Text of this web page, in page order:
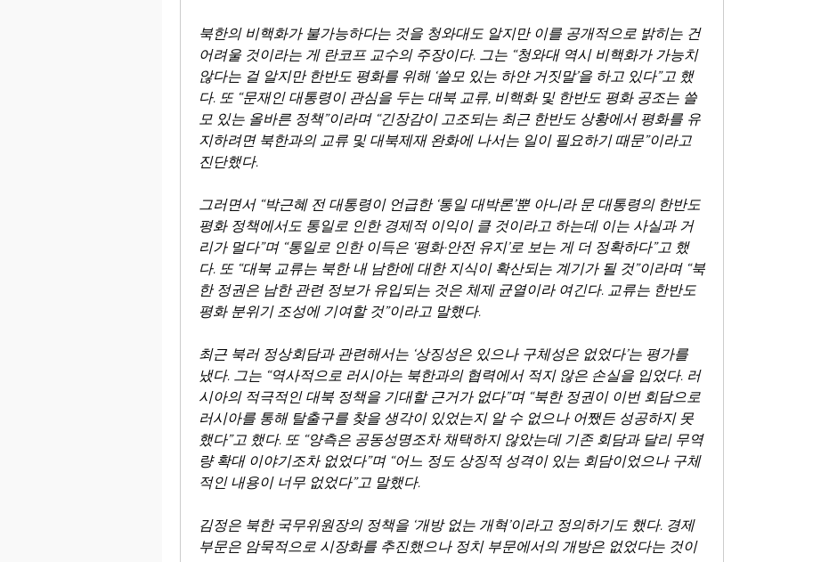
북한의 비핵화가 불가능하다는 것을 청와대도 알지만 이를 공개적으로 밝히는 건
어려울 것이라는 게 란코프 교수의 주장이다. 그는 “청와대 역시 비핵화가 가능치
않다는 걸 알지만 한반도 평화를 위해 ‘쓸모 있는 하얀 거짓말’을 하고 있다”고 했
다. 또 “문재인 대통령이 관심을 두는 대북 교류, 비핵화 및 한반도 평화 공조는 쓸
모 있는 올바른 정책”이라며 “긴장감이 고조되는 최근 한반도 상황에서 평화를 유
지하려면 북한과의 교류 및 대북제재 완화에 나서는 일이 필요하기 때문”이라고
진단했다.
그러면서 “박근혜 전 대통령이 언급한 ‘통일 대박론’뿐 아니라 문 대통령의 한반도
평화 정책에서도 통일로 인한 경제적 이익이 클 것이라고 하는데 이는 사실과 거
리가 멀다”며 “통일로 인한 이득은 ‘평화·안전 유지’로 보는 게 더 정확하다”고 했
다. 또 “대북 교류는 북한 내 남한에 대한 지식이 확산되는 계기가 될 것”이라며 “북
한 정권은 남한 관련 정보가 유입되는 것은 체제 균열이라 여긴다. 교류는 한반도
평화 분위기 조성에 기여할 것”이라고 말했다.
최근 북러 정상회담과 관련해서는 ‘상징성은 있으나 구체성은 없었다’는 평가를
냈다. 그는 “역사적으로 러시아는 북한과의 협력에서 적지 않은 손실을 입었다. 러
시아의 적극적인 대북 정책을 기대할 근거가 없다”며 “북한 정권이 이번 회담으로
러시아를 통해 탈출구를 찾을 생각이 있었는지 알 수 없으나 어쨌든 성공하지 못
했다”고 했다. 또 “양측은 공동성명조차 채택하지 않았는데 기존 회담과 달리 무역
량 확대 이야기조차 없었다”며 “어느 정도 상징적 성격이 있는 회담이었으나 구체
적인 내용이 너무 없었다”고 말했다.
김정은 북한 국무위원장의 정책을 ‘개방 없는 개혁’이라고 정의하기도 했다. 경제
부문은 암묵적으로 시장화를 추진했으나 정치 부문에서의 개방은 없었다는 것이